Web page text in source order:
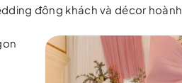
đông khách và décor